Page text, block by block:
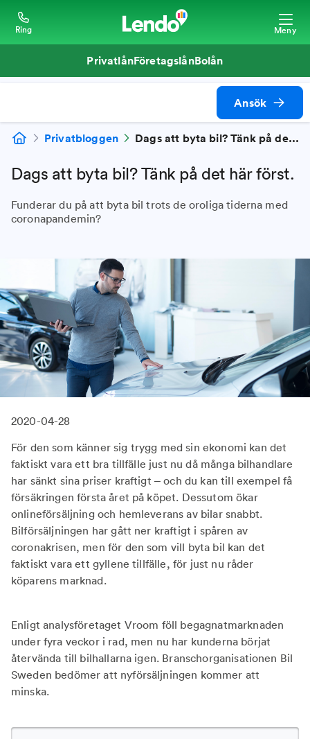
Ring Meny
PrivatlånFöretagslånBolån
Ansök
Privatbloggen Dags att byta bil? Tänk på det här först.
Dags att byta bil? Tänk på det här först.
Funderar du på att byta bil trots de oroliga tiderna med
coronapandemin?
2020-04-28
För den som känner sig trygg med sin ekonomi kan det
faktiskt vara ett bra tillfälle just nu då många bilhandlare
har sänkt sina priser kraftigt – och du kan till exempel få
försäkringen första året på köpet. Dessutom ökar
onlineförsäljning och hemleverans av bilar snabbt.
Bilförsäljningen har gått ner kraftigt i spåren av
coronakrisen, men för den som vill byta bil kan det
faktiskt vara ett gyllene tillfälle, för just nu råder
köparens marknad.
Enligt analysföretaget Vroom föll begagnatmarknaden
under fyra veckor i rad, men nu har kunderna börjat
återvända till bilhallarna igen. Branschorganisationen Bil
Sweden bedömer att nyförsäljningen kommer att
minska.